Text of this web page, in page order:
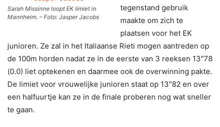
Sarah Missinne loopt EK limiet in
Mannheim. – Foto: Jasper Jacobs
tegenstand gebruik
maakte om zich te
plaatsen voor het EK
junioren. Ze zal in het Italiaanse Rieti mogen aantreden op
de 100m horden nadat ze in de eerste van 3 reeksen 13″78
(0.0) liet optekenen en daarmee ook de overwinning pakte.
De limiet voor vrouwelijke junioren staat op 13″82 en over
een halfuurtje kan ze in de finale proberen nog wat sneller
te gaan.